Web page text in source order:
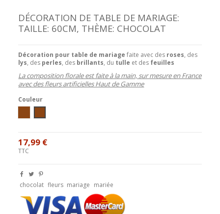
DÉCORATION DE TABLE DE MARIAGE:
TAILLE: 60CM, THÈME: CHOCOLAT
Décoration pour table de mariagefaite avec des roses, des
lys, des perles, des brillants, du tulle et des feuilles
La composition florale est faite à la main, sur mesure en France
avec des fleurs artificielles Haut de Gamme
Couleur
17,99 €
TTC
chocolat fleurs mariage mariée